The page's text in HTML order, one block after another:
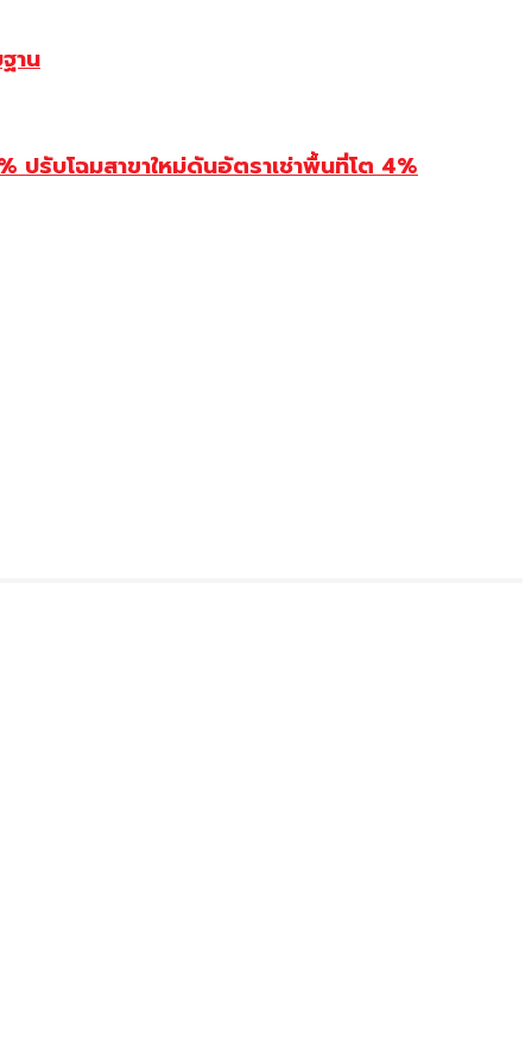
าน
รับโฉมสาขาใหม่ดันอัตราเช่าพื้นที่โต 4%